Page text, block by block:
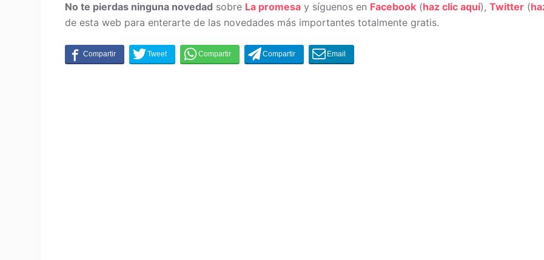
No te pierdas ninguna novedad sobre La promesa y síguenos en Facebook (haz clic aquí),Twitter (
de esta web para enterarte de las novedades más importantes totalmente gratis.